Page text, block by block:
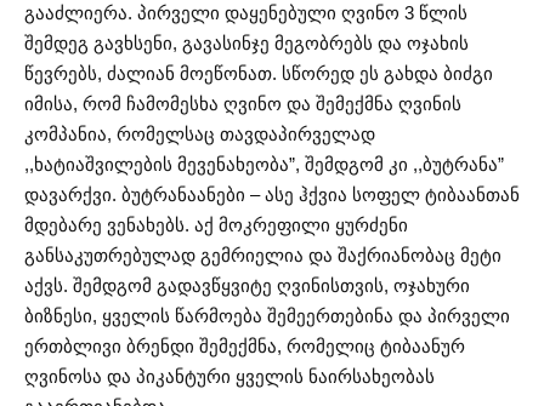
გააძლიერა. პირველი დაყენებული ღვინო 3 წლის
შემდეგ გავხსენი, გავასინჯე მეგობრებს და ოჯახის
წევრებს, ძალიან მოეწონათ. სწორედ ეს გახდა ბიძგი
იმისა, რომ ჩამომესხა ღვინო და შემექმნა ღვინის
კომპანია, რომელსაც თავდაპირველად
,,ხატიაშვილების მევენახეობა”, შემდგომ კი ,,ბუტრანა”
დავარქვი. ბუტრანაანები – ასე ჰქვია სოფელ ტიბაანთან
მდებარე ვენახებს. აქ მოკრეფილი ყურძენი
განსაკუთრებულად გემრიელია და შაქრიანობაც მეტი
აქვს. შემდგომ გადავწყვიტე ღვინისთვის, ოჯახური
ბიზნესი, ყველის წარმოება შემეერთებინა და პირველი
ერთბლივი ბრენდი შემექმნა, რომელიც ტიბაანურ
ღვინოსა და პიკანტური ყველის ნაირსახეობას